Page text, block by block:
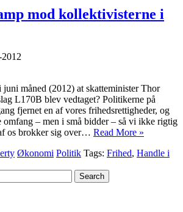
mod kollektivisterne i
måned (2012) at skatteminister Thor
L170B blev vedtaget? Politikerne på
fjernet en af vores frihedsrettigheder, og
omfang – men i små bidder – så vi ikke rigtig
os brokker sig over… Read More »
Økonomi Politik Tags: Frihed, Handle i